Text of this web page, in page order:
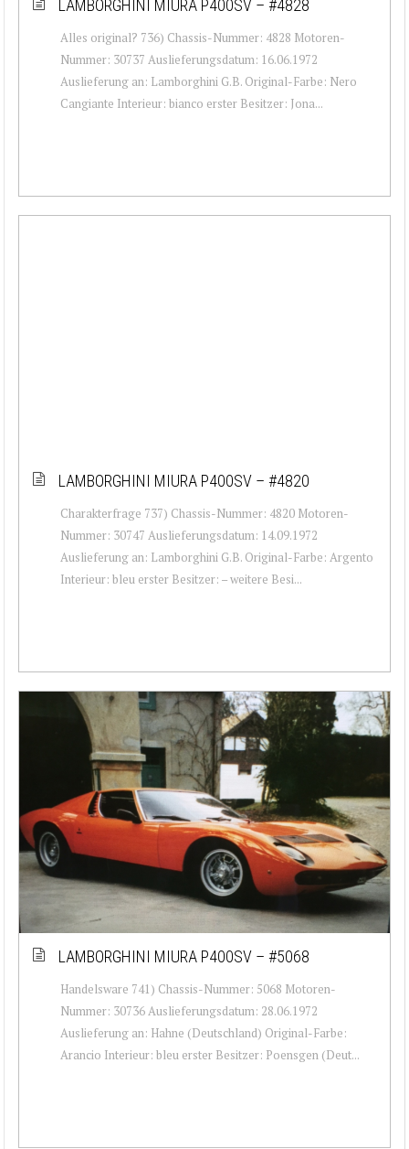
LAMBORGHINI MIURA P400SV – #4828
Alles original? 736) Chassis-Nummer: 4828 Motoren-
Nummer: 30737 Auslieferungsdatum: 16.06.1972
Auslieferung an: Lamborghini G.B. Original-Farbe: Nero
Cangiante Interieur: bianco erster Besitzer: Jona...
LAMBORGHINI MIURA P400SV – #4820
Charakterfrage 737) Chassis-Nummer: 4820 Motoren-
Nummer: 30747 Auslieferungsdatum: 14.09.1972
Auslieferung an: Lamborghini G.B. Original-Farbe: Argento
Interieur: bleu erster Besitzer: – weitere Besi...
LAMBORGHINI MIURA P400SV – #5068
Handelsware 741) Chassis-Nummer: 5068 Motoren-
Nummer: 30736 Auslieferungsdatum: 28.06.1972
Auslieferung an: Hahne (Deutschland) Original-Farbe:
Arancio Interieur: bleu erster Besitzer: Poensgen (Deut...